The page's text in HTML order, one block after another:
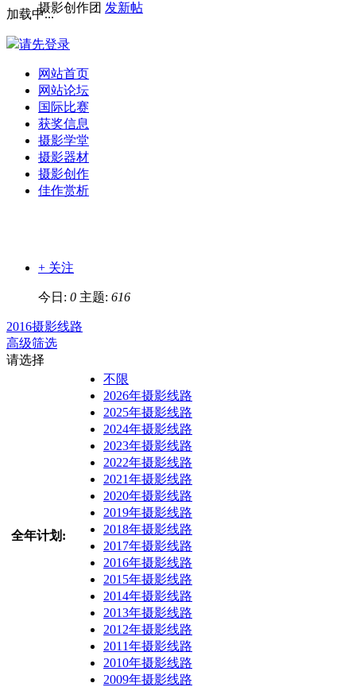
加载中...
请先登录
网站首页
网站论坛
国际比赛
获奖信息
摄影学堂
摄影器材
摄影创作
佳作赏析
摄影创作团 发新帖
+ 关注
今日: 0 主题: 616
2016摄影线路
高级筛选
请选择
全年计划:
不限
2026年摄影线路
2025年摄影线路
2024年摄影线路
2023年摄影线路
2022年摄影线路
2021年摄影线路
2020年摄影线路
2019年摄影线路
2018年摄影线路
2017年摄影线路
2016年摄影线路
2015年摄影线路
2014年摄影线路
2013年摄影线路
2012年摄影线路
2011年摄影线路
2010年摄影线路
2009年摄影线路